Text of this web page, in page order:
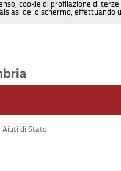
cookie di profilazione di
dello schermo, effettuando
Aiuti di Stato